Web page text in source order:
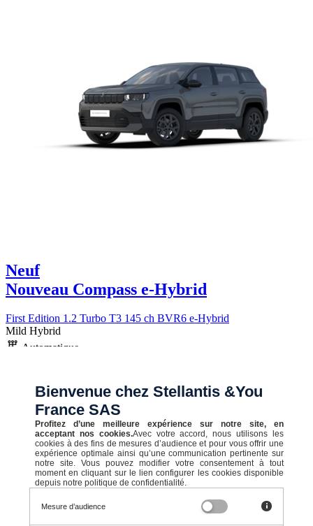
Neuf
Nouveau Compass e-Hybrid
First Edition 1.2 Turbo T3 145 ch BVR6 e-Hybrid
Mild Hybrid
Automatique
STELLANTIS &YOU BOULOGNE-BILLANCOURT
CHÂTEAU
Prix initial
46 640 €
Bienvenue chez Stellantis &You
France SAS
Profitez d’une meilleure expérience sur notre site, en
acceptant nos cookies.Avec votre accord, nous utilisons les
cookies à des fins de mesures d’audience et pour vous offrir une
expérience optimale ainsi qu’une communication pertinente sur
notre site. Vous pouvez modifier votre consentement à tout
moment en cliquant sur le lien configurer les cookies disponible
depuis notre politique de confidentialité.
Mesure d’audience